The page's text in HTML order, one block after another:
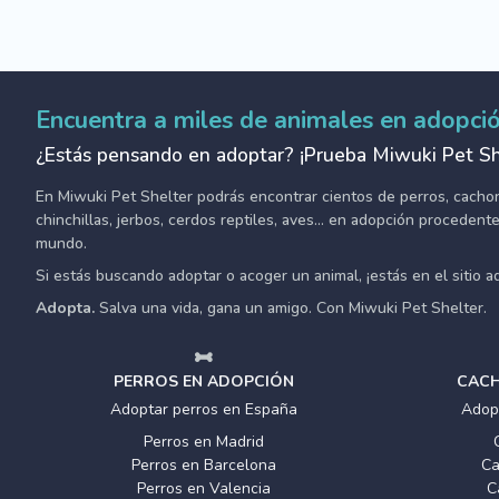
Encuentra a miles de animales en
¿Estás pensando en adoptar? ¡Prueba Miwuki Pet
En Miwuki Pet Shelter podrás encontrar cientos de perros,
chinchillas, jerbos, cerdos reptiles, aves... en adopción
mundo.
Si estás buscando adoptar o acoger un animal, ¡estás en el sitio
Adopta. Salva una vida, gana un amigo. Con Miwuki Pet Shelter.
PERROS EN ADOPCIÓN
Adoptar perros en España
Perros en Madrid
Perros en Barcelona
Perros en Valencia